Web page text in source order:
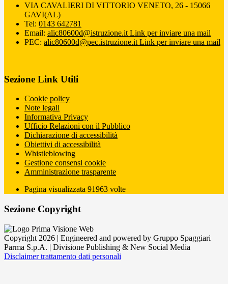
VIA CAVALIERI DI VITTORIO VENETO, 26 - 15066
GAVI(AL)
Tel: 0143 642781
Email: alic80600d@istruzione.it Link per inviare una mail
PEC: alic80600d@pec.istruzione.it Link per inviare una mail
Sezione Link Utili
Cookie policy
Note legali
Informativa Privacy
Ufficio Relazioni con il Pubblico
Dichiarazione di accessibilità
Obiettivi di accessibilità
Whistleblowing
Gestione consensi cookie
Amministrazione trasparente
Pagina visualizzata 91963 volte
Sezione Copyright
Copyright 2026 | Engineered and powered by Gruppo Spaggiari
Parma S.p.A. | Divisione Publishing & New Social Media
Disclaimer trattamento dati personali